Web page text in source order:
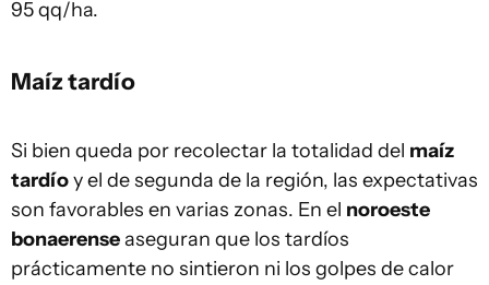
95 qq/ha.
Maíz tardío
Si bien queda por recolectar la totalidad del maíz
tardíoy el de segunda de la región, las expectativas
son favorables en varias zonas. En el noroeste
bonaerenseaseguran que los tardíos
prácticamente no sintieron ni los golpes de calor